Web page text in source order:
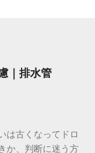
｜排水管
は古くなってドロ
か、判断に迷う方